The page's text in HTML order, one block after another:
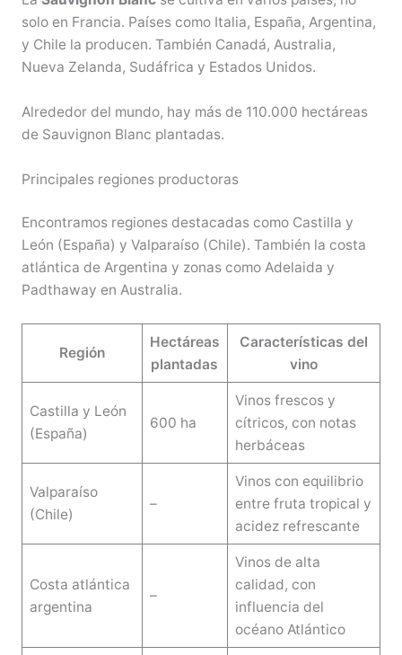
solo en Francia. Países como Italia, España, Argentina,
y Chile la producen. También Canadá, Australia,
Nueva Zelanda, Sudáfrica y Estados Unidos.
Alrededor del mundo, hay más de 110.000 hectáreas
de Sauvignon Blanc plantadas.
Principales regiones productoras
Encontramos regiones destacadas como Castilla y
León (España) y Valparaíso (Chile). También la costa
atlántica de Argentina y zonas como Adelaida y
Padthaway en Australia.
Región
Hectáreas
plantadas
Características del
vino
Castilla y León
(España)
600 ha
Vinos frescos y
cítricos, con notas
herbáceas
Valparaíso
(Chile)
–
Vinos con equilibrio
entre fruta tropical y
acidez refrescante
Costa atlántica
argentina
–
Vinos de alta
calidad, con
influencia del
océano Atlántico